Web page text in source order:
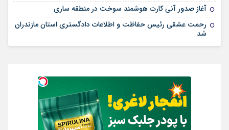
آغاز صدور آنی کارت هوشمند سوخت در منطقه ساری
رحمت عشقی رئیس حفاظت و اطلاعات دادگستری استان مازندران
شد